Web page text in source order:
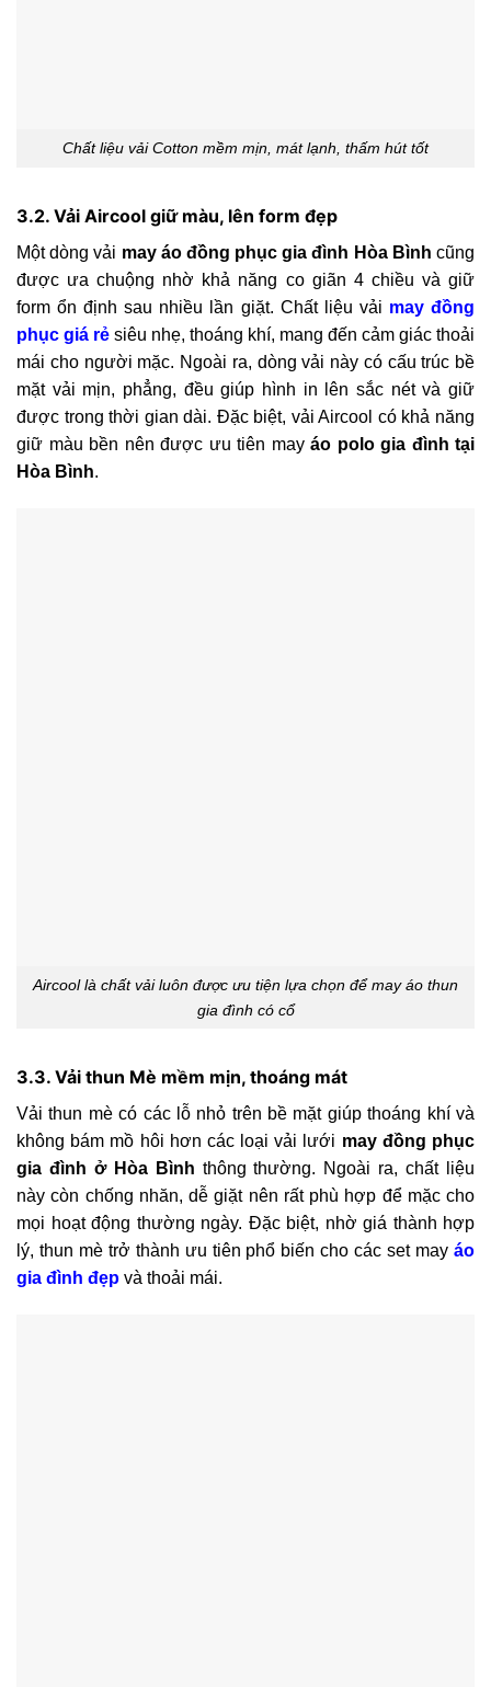
Chất liệu vải Cotton mềm mịn, mát lạnh, thấm hút tốt
3.2. Vải Aircool giữ màu, lên form đẹp
Một dòng vải may áo đồng phục gia đình Hòa Bình cũng
được ưa chuộng nhờ khả năng co giãn 4 chiều và giữ
form ổn định sau nhiều lần giặt. Chất liệu vải may đồng
phục giá rẻ siêu nhẹ, thoáng khí, mang đến cảm giác thoải
mái cho người mặc. Ngoài ra, dòng vải này có cấu trúc bề
mặt vải mịn, phẳng, đều giúp hình in lên sắc nét và giữ
được trong thời gian dài. Đặc biệt, vải Aircool có khả năng
giữ màu bền nên được ưu tiên may áo polo gia đình tại
Hòa Bình.
Aircool là chất vải luôn được ưu tiện lựa chọn để may áo thun
gia đình có cổ
3.3. Vải thun Mè mềm mịn, thoáng mát
Vải thun mè có các lỗ nhỏ trên bề mặt giúp thoáng khí và
không bám mồ hôi hơn các loại vải lưới may đồng phục
gia đình ở Hòa Bình thông thường. Ngoài ra, chất liệu
này còn chống nhăn, dễ giặt nên rất phù hợp để mặc cho
mọi hoạt động thường ngày. Đặc biệt, nhờ giá thành hợp
lý, thun mè trở thành ưu tiên phổ biến cho các set may áo
gia đình đẹp và thoải mái.